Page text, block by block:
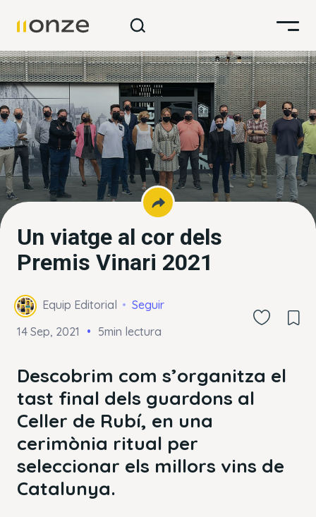
Un viatge al cor dels
Premis Vinari 2021
Equip Editorial
Seguir
14 Sep, 2021
5min lectura
Descobrim com s’organitza el
tast final dels guardons al
Celler de Rubí, en una
cerimònia ritual per
seleccionar els millors vins de
Catalunya.